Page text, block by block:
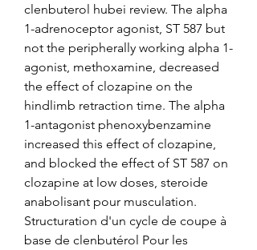
clenbuterol hubei review. The alpha
1-adrenoceptor agonist, ST 587 but
not the peripherally working alpha 1-
agonist, methoxamine, decreased
the effect of clozapine on the
hindlimb retraction time. The alpha
1-antagonist phenoxybenzamine
increased this effect of clozapine,
and blocked the effect of ST 587 on
clozapine at low doses, steroide
anabolisant pour musculation.
Structuration d'un cycle de coupe à
base de clenbutérol Pour les